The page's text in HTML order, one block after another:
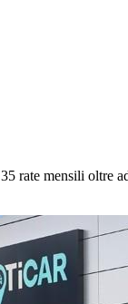
35 rate mensili oltre